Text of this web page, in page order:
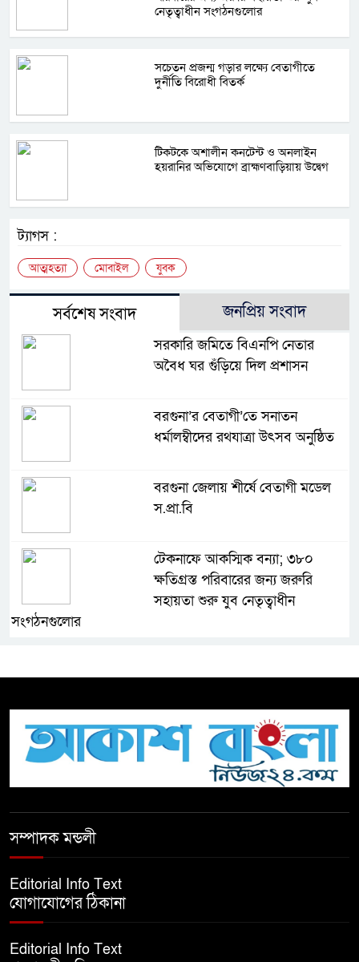
নেতৃত্বাধীন সংগঠনগুলোর
সচেতন প্রজন্ম গড়ার লক্ষ্যে বেতাগীতে
দুর্নীতি বিরোধী বিতর্ক
টিকটকে অশালীন কনটেন্ট ও অনলাইন
হয়রানির অভিযোগে ব্রাহ্মণবাড়িয়ায় উদ্বেগ
ট্যাগস :
আত্মহত্যা মোবাইল যুবক
সর্বশেষ সংবাদ জনপ্রিয় সংবাদ
সরকারি জমিতে বিএনপি নেতার
অবৈধ ঘর গুঁড়িয়ে দিল প্রশাসন
বরগুনা’র বেতাগী’তে সনাতন
ধর্মালম্বীদের রথযাত্রা উৎসব অনুষ্ঠিত
বরগুনা জেলায় শীর্ষে বেতাগী মডেল
স.প্রা.বি
টেকনাফে আকস্মিক বন্যা; ৩৮০
ক্ষতিগ্রস্ত পরিবারের জন্য জরুরি
সহায়তা শুরু যুব নেতৃত্বাধীন
সংগঠনগুলোর
টিকটকে অশালীন কনটেন্ট ও অনলাইন
হয়রানির অভিযোগে ব্রাহ্মণবাড়িয়ায়
বেতাগীতে ঈদুল আজহা উপলক্ষে
সম্পাদক মন্ডলী
Editorial Info Text
যোগাযোগের ঠিকানা
Editorial Info Text